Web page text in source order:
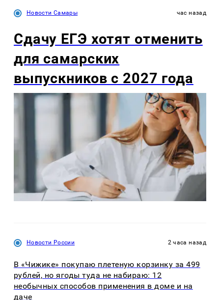
Новости Самары час назад
Сдачу ЕГЭ хотят отменить
для самарских
выпускников с 2027 года
Новости России 2 часа назад
В «Чижике» покупаю плетеную корзинку за 499
рублей, но ягоды туда не набираю: 12
необычных способов применения в доме и на
даче